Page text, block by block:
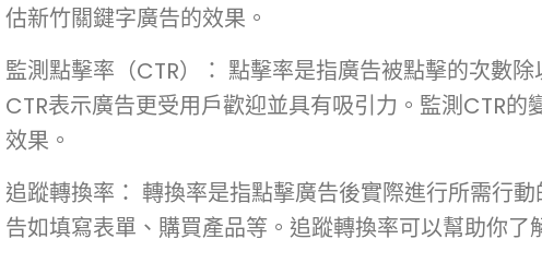
估新竹關鍵字廣告的效果。
監測點擊率（CTR）： 點擊率是指廣告被點擊的次數
CTR表示廣告更受用戶歡迎並具有吸引力。監測CTR的
效果。
追蹤轉換率： 轉換率是指點擊廣告後實際進行所需行
告如填寫表單、購買產品等。追蹤轉換率可以幫助你了